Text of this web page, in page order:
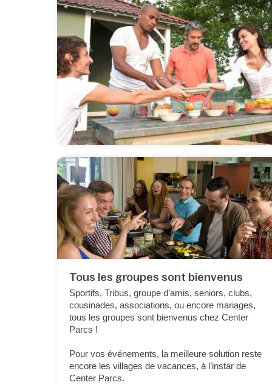
Tous les groupes sont bienvenus
Sportifs, Tribus, groupe d’amis, seniors, clubs,
cousinades, associations, ou encore mariages,
tous les groupes sont bienvenus chez Center
Parcs !
Pour vos événements, la meilleure solution reste
encore les villages de vacances, à l’instar de
Center Parcs.